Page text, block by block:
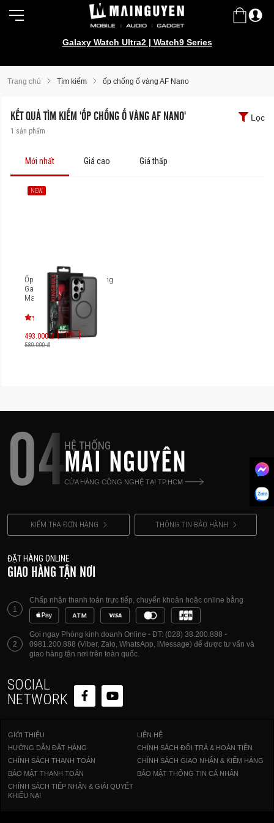
Galaxy Watch Ultra2 | Watch9 Series
Trang chủ Tìm kiếm ốp chống ố vàng AF Nano
KẾT QUẢ TÌM KIẾM 'ỐP CHỐNG Ố VÀNG AF NANO'
1 sản phẩm
Lọc
Mới nhất Giá cao Giá thấp
NEW
Ốp lưng Magsafe Samsung
Galaxy S26 Ultra Mipow
Mattex MGXS26U
493.000 đ -15%
580.000 đ
04HỆ THỐNG
MAI NGUYÊN
CỬA HÀNG CÔNG NGHỆ TẠI TP.HCM
KIỂM TRA ĐƠN HÀNG THÔNG TIN BẢO HÀNH
ĐẶT HÀNG ONLINE
GIAO HÀNG TẬN NƠI
1
Chấp nhận thanh toán trực tiếp, chuyển khoản hoặc online bằng
2
Gọi ngay Phòng kinh doanh Online - ĐT: (028) 38.200.888 -
0981.200.888 (Viber, Zalo, WhatsApp, iMessage) để được tư vấn và
giao hàng tận nơi trên toàn quốc.
SOCIAL
NETWORK
GIỚI THIỆU
LIÊN HỆ
HƯỚNG DẪN ĐẶT HÀNG
CHÍNH SÁCH ĐỔI TRẢ & HOÀN TIỀN
CHÍNH SÁCH THANH TOÁN
CHÍNH SÁCH GIAO NHẬN & KIỂM HÀNG
BẢO MẬT THANH TOÁN
BẢO MẬT THÔNG TIN CÁ NHÂN
CHÍNH SÁCH TIẾP NHẬN & GIẢI QUYẾT
KHIẾU NẠI